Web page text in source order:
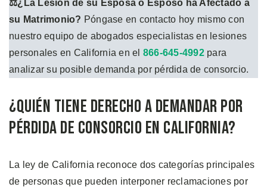
⚖️¿La Lesión de su Esposa o Esposo ha Afectado a
su Matrimonio? Póngase en contacto hoy mismo con
nuestro equipo de abogados especialistas en lesiones
personales en California en el 866-645-4992para
analizar su posible demanda por pérdida de consorcio.
¿Quién Tiene Derecho a Demandar Por
Pérdida de Consorcio en California?
La ley de California reconoce dos categorías principales
de personas que pueden interponer reclamaciones por